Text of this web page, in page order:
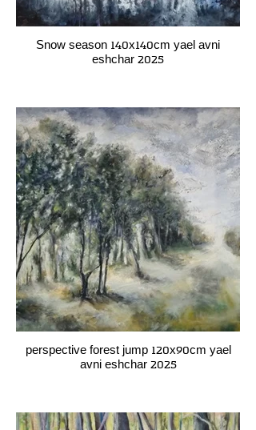
Snow season 140x140cm yael avni
eshchar 2025
perspective forest jump 120x90cm yael
avni eshchar 2025